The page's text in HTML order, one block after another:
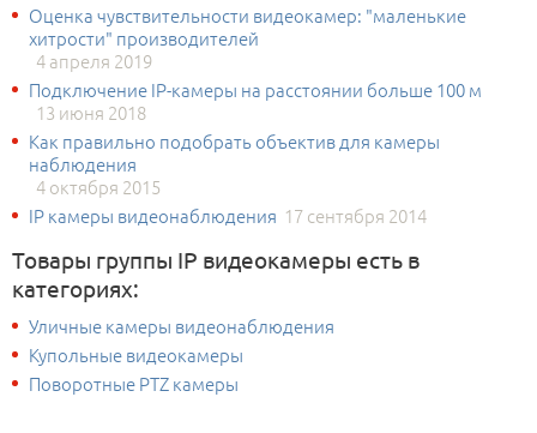
Оценка чувствительности видеокамер: "маленькие
хитрости" производителей
4 апреля 2019
Подключение IP-камеры на расстоянии больше 100 м
13 июня 2018
Как правильно подобрать объектив для камеры
наблюдения
4 октября 2015
IP камеры видеонаблюдения 17 сентября 2014
Товары группы IP видеокамеры есть в
категориях:
Уличные камеры видеонаблюдения
Купольные видеокамеры
Поворотные PTZ камеры